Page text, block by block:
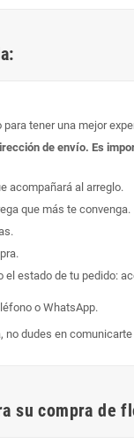
tener una mejor
de envío. Es
acompañará al arreglo.
que más te convenga.
estado de tu pedido:
o WhatsApp.
no dudes en
su compra de